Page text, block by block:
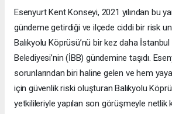
Esenyurt Kent Konseyi, 2021 yılından bu
gündeme getirdiği ve ilçede ciddi bir risk
Balıkyolu Köprüsü’nü bir kez daha
Belediyesi’nin (İBB) gündemine taşıdı.
sorunlarından biri haline gelen ve hem
için güvenlik riski oluşturan Balıkyolu
yetkilileriyle yapılan son görüşmeyle netlik